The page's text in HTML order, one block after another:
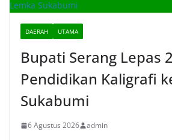
DAERAH UTAMA
Bupati Serang Lepas
Pendidikan Kaligrafi
Sukabumi
6 Agustus 2026 admin